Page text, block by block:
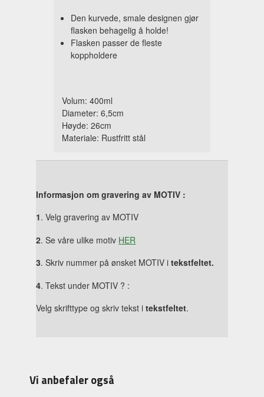
Den kurvede, smale designen gjør
flasken behagelig å holde!
Flasken passer de fleste
koppholdere
Volum: 400ml
Diameter: 6,5cm
Høyde: 26cm
Materiale: Rustfritt stål
Informasjon om gravering av MOTIV :
1. Velg gravering av MOTIV
2. Se våre ulike motiv HER
3. Skriv nummer på ønsket MOTIV itekstfeltet.
4. Tekst under MOTIV ? :
Velg skrifttype og skriv tekst itekstfeltet.
Vi anbefaler også